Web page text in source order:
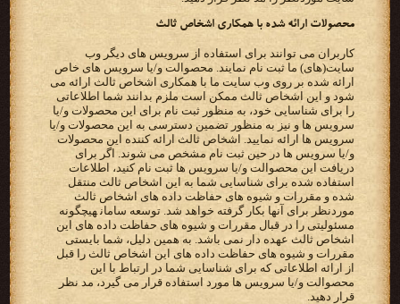
‫محصولات ارائه شده با همکاری اشخاص ثالث‬
‫کاربران می توانند برای استفاده از سرویس های دیگر وب
‫ارائه شده بر روی وب سایت ما با همکاری اشخاص ثالث ارائه می
شود و این اشخاص ثالث ممکن است ملزم بدانند شما‬ ‫اطلاعاتی
را برای شناسایی خود، به منظور ثبت نام برای این محصولات و/یا
سرویس ها و نیز به منظور تضمین دسترسی به‬ ‫این محصولات و/یا
سرویس ها ارائه نمایید. اشخاص ثالث ارائه کننده این محصولات
و/یا سرویس ها در حین ثبت نام مشخص‬ ‫می شوند. اگر برای
دریافت این محصوالت و/یا سرویس ها ثبت نام کنید، اطلاعات
استفاده شده برای شناسایی شما به این‬ ‫اشخاص ثالث منتقل
شده و مقررات و شیوه های حفاظت داده های اشخاص ثالث
موردنظر برای آنها بکار گرفته خواهد شد.‬ ‫‪ توسعه سامان‬هیچگونه
مسئولیتی را در قبال مقررات و شیوه های حفاظت داده های این
اشخاص ثالث عهده دار نمی باشد. به‬ ‫همین دلیل، شما بایستی
مقررات و شیوه های حفاظت داده های این اشخاص ثالث را قبل
از ارائه اطلاعاتی که برای شناسایی شما‬ ‫در ارتباط با این
محصوالت و/یا سرویس ها مورد استفاده قرار می گیرد، مد نظر
قرار دهید.‬